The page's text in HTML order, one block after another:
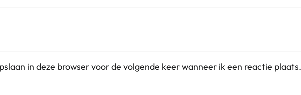
in deze browser voor de volgende keer wanneer ik een reactie plaats.